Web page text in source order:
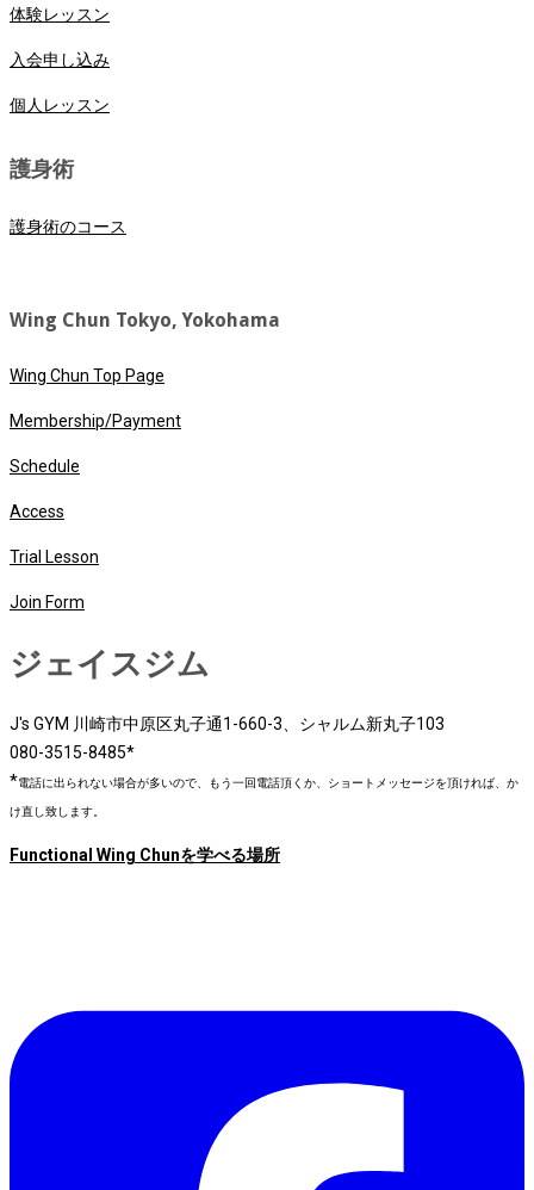
体験レッスン
入会申し込み
個人レッスン
護身術
護身術のコース
Wing Chun Tokyo, Yokohama
Wing Chun Top Page
Membership/Payment
Schedule
Access
Trial Lesson
Join Form
ジェイスジム
J's GYM 川崎市中原区丸子通1-660-3、シャルム新丸子103
080-3515-8485*
*電話に出られない場合が多いので、もう一回電話頂くか、ショートメッセージを頂ければ、か
け直し致します。
Functional Wing Chunを学べる場所